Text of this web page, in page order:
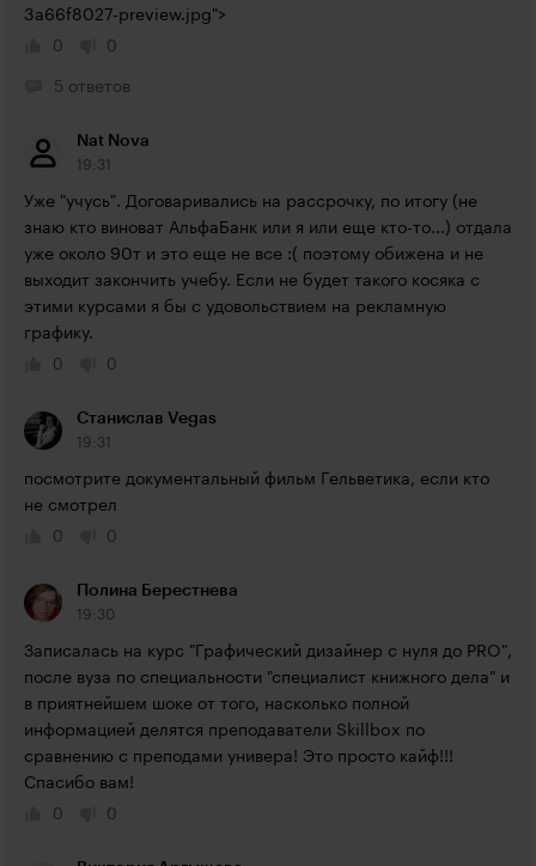
3a66f8027-preview.jpg">
0
0
5 ответов
Nat Nova
19:31
Уже "учусь". Договаривались на рассрочку, по итогу (не
знаю кто виноват АльфаБанк или я или еще кто-то...) отдала
уже около 90т и это еще не все :( поэтому обижена и не
выходит закончить учебу. Если не будет такого косяка с
этими курсами я бы с удовольствием на рекламную
графику.
0
0
Станислав Vegas
19:31
посмотрите документальный фильм Гельветика, если кто
не смотрел
0
0
Полина Берестнева
19:30
Записалась на курс "Графический дизайнер с нуля до PRO",
после вуза по специальности "специалист книжного дела" и
в приятнейшем шоке от того, насколько полной
информацией делятся преподаватели Skillbox по
сравнению с преподами универа! Это просто кайф!!!
Спасибо вам!
0
0